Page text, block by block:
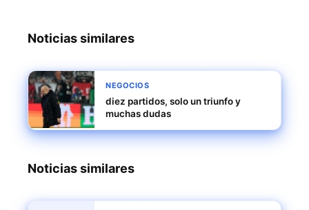
Noticias similares
NEGOCIOS
diez partidos, solo un triunfo y
muchas dudas
Noticias similares